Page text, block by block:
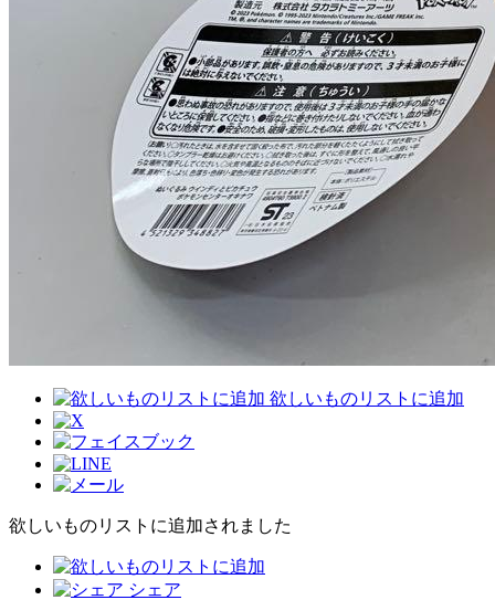
欲しいものリストに追加
欲しいものリストに追加されました
シェア